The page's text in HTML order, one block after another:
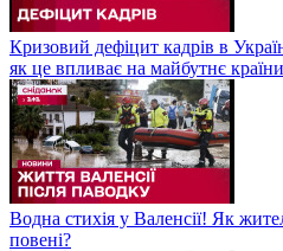
Кризовий дефіцит кадрів в
як це впливає на майбутнє
Водна стихія у Валенсії! Як
повені?